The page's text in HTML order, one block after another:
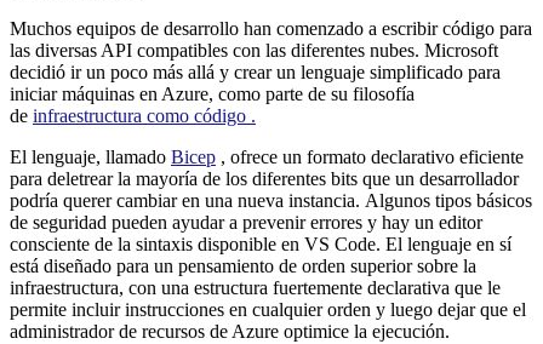
Muchos equipos de desarrollo han comenzado a escribir código para
las diversas API compatibles con las diferentes nubes. Microsoft
decidió ir un poco más allá y crear un lenguaje simplificado para
iniciar máquinas en Azure, como parte de su filosofía
de infraestructura como código .
El lenguaje, llamado Bicep , ofrece un formato declarativo eficiente
para deletrear la mayoría de los diferentes bits que un desarrollador
podría querer cambiar en una nueva instancia. Algunos tipos básicos
de seguridad pueden ayudar a prevenir errores y hay un editor
consciente de la sintaxis disponible en VS Code. El lenguaje en sí
está diseñado para un pensamiento de orden superior sobre la
infraestructura, con una estructura fuertemente declarativa que le
permite incluir instrucciones en cualquier orden y luego dejar que el
administrador de recursos de Azure optimice la ejecución.